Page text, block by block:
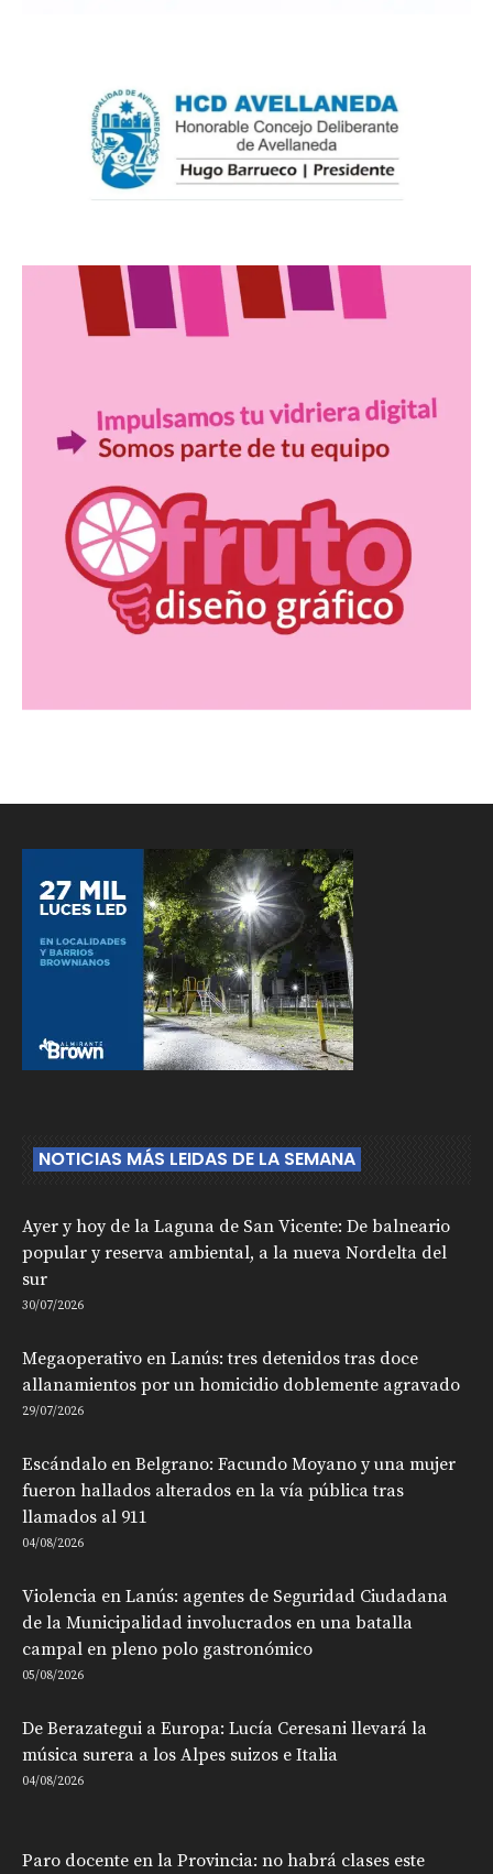
NOTICIAS MÁS LEIDAS DE LA SEMANA
Ayer y hoy de la Laguna de San Vicente: De balneario
popular y reserva ambiental, a la nueva Nordelta del
sur
30/07/2026
Megaoperativo en Lanús: tres detenidos tras doce
allanamientos por un homicidio doblemente agravado
29/07/2026
Escándalo en Belgrano: Facundo Moyano y una mujer
fueron hallados alterados en la vía pública tras
llamados al 911
04/08/2026
Violencia en Lanús: agentes de Seguridad Ciudadana
de la Municipalidad involucrados en una batalla
campal en pleno polo gastronómico
05/08/2026
De Berazategui a Europa: Lucía Ceresani llevará la
música surera a los Alpes suizos e Italia
04/08/2026
Paro docente en la Provincia: no habrá clases este